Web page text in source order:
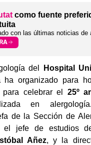
como fuente
con las últimas noticias de
del
Hospital
ha organizado para
para celebrar el 25º
en
de la Sección de
el jefe de estudios
Añez, y la